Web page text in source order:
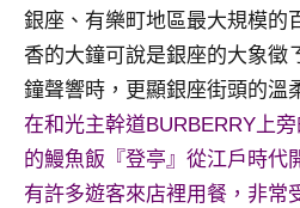
銀座、有樂町地區最大規模的
香的大鐘可說是銀座的大象徵
鐘聲響時，更顯銀座街頭的溫
在和光主幹道BURBERRY上
的鰻魚飯『登亭』從江戶時代
有許多遊客來店裡用餐，非常